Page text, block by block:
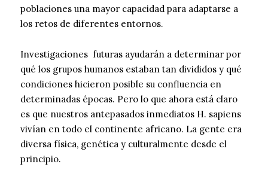
poblaciones una mayor capacidad para adaptarse a
los retos de diferentes entornos.
Investigaciones futuras ayudarán a determinar por
qué los grupos humanos estaban tan divididos y qué
condiciones hicieron posible su confluencia en
determinadas épocas. Pero lo que ahora está claro
es que nuestros antepasados inmediatos H. sapiens
vivían en todo el continente africano. La gente era
diversa física, genética y culturalmente desde el
principio.